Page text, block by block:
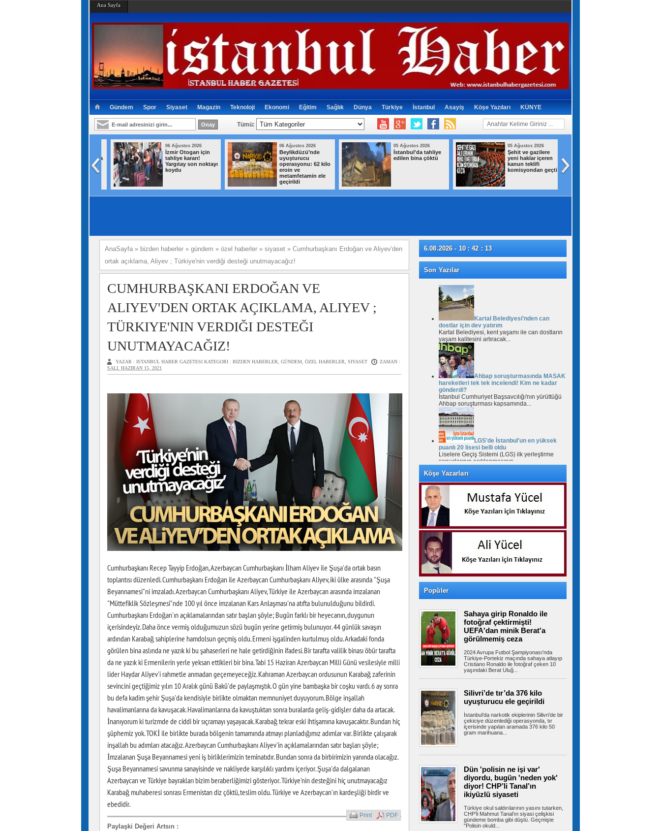
Ana Sayfa
Gündem Spor Siyaset Magazin Teknoloji Ekonomi Eğitim Sağlık Dünya Türkiye İstanbul Asayiş Köşe Yazıları KÜNYE
Tümü:
06 Ağustos 2026
İzmir Otogarı için
tahliye kararı!
Yargıtay son noktayı
koydu
06 Ağustos 2026
Beylikdüzü’nde
uyuşturucu
operasyonu: 62 kilo
eroin ve
metamfetamin ele
geçirildi
05 Ağustos 2026
İstanbul'da tahliye
edilen bina çöktü
05 Ağustos 2026
Şehit ve gazilere
yeni haklar içeren
kanun teklifi
komisyondan geçti
AnaSayfa » bizden haberler » gündem » özel haberler » siyaset » Cumhurbaşkanı Erdoğan ve Aliyev'den
ortak açıklama, Aliyev ; Türkiye'nin verdiği desteği unutmayacağız!
CUMHURBAŞKANI ERDOĞAN VE
ALIYEV'DEN ORTAK AÇIKLAMA, ALIYEV ;
TÜRKIYE'NIN VERDIĞI DESTEĞI
UNUTMAYACAĞIZ!
YAZAR : ISTANBUL HABER GAZETESI KATEGORI : BIZDEN HABERLER, GÜNDEM, ÖZEL HABERLER, SIYASET
ZAMAN :
SALI, HAZIRAN 15, 2021
Cumhurbaşkanı Recep Tayyip Erdoğan, Azerbaycan Cumhurbaşkanı İlham Aliyev ile Şuşa'da ortak basın
toplantısı düzenledi. Cumhurbaşkanı Erdoğan ile Azerbaycan Cumhurbaşkanı Aliyev, iki ülke arasında "Şuşa
Beyannamesi"ni imzaladı. Azerbaycan Cumhurbaşkanı Aliyev, Türkiye ile Azerbaycan arasında imzalanan
"Müttefiklik Sözleşmesi"nde 100 yıl önce imzalanan Kars Anlaşması'na atıfta bulunulduğunu bildirdi.
Cumhurbaşkanı Erdoğan'ın açıklamalarından satır başları şöyle; Bugün farklı bir heyecanın, duygunun
içerisindeyiz. Daha önce vermiş olduğumuzun sözü bugün yerine getirmiş bulunuyor. 44 günlük savaşın
ardından Karabağ sahiplerine hamdolsun geçmiş oldu. Ermeni işgalinden kurtulmuş oldu. Arkadaki fonda
görülen bina aslında ne yazık ki bu şahaserleri ne hale getirdiğinin ifadesi. Bir tarafta valilik binası öbür tarafta
da ne yazık ki Ermenilerin yerle yeksan ettikleri bir bina. Tabi 15 Haziran Azerbaycan Milli Günü vesilesiyle milli
lider Haydar Aliyev'i rahmetle anmadan geçemeyeceğiz. Kahraman Azerbaycan ordusunun Karabağ zaferinin
sevincini geçtiğimiz yılın 10 Aralık günü Bakü'de paylaşmıştık. O gün yine bambaşka bir coşku vardı. 6 ay sonra
bu defa kadim şehir Şuşa'da kendisiyle birlikte olmaktan memnuniyet duyuyorum. Bölge inşallah
havalimanlarına da kavuşacak. Havalimanlarına da kavuştuktan sonra buralarda geliş-gidişler daha da artacak.
İnanıyorum ki turizmde de ciddi bir sıçramayı yaşayacak. Karabağ tekrar eski ihtişamına kavuşacaktır. Bundan hiç
şüphemiz yok. TOKİ ile birlikte burada bölgenin tamamında atmayı planladığımız adımlar var. Birlikte çalışarak
inşallah bu adımları atacağız. Azerbaycan Cumhurbaşkanı Aliyev'in açıklamalarından satır başları şöyle;
İmzalanan Şuşa Beyannamesi yeni iş birliklerimizin teminatıdır. Bundan sonra da birbirimizin yanında olacağız.
Şuşa Beyannamesi savunma sanayisinde ve nakliyede karşılıklı yardımı içeriyor. Şuşa'da dalgalanan
Azerbaycan ve Türkiye bayrakları bizim beraberliğimizi gösteriyor. Türkiye'nin desteğini hiç unutmayacağız
Karabağ muhaberesi sonrası Ermenistan diz çöktü, teslim oldu. Türkiye ve Azerbaycan'ın kardeşliği birdir ve
ebedidir.
Paylaşki Değeri Artsın :
Print PDF
6.08.2026 - 10 : 42 : 14
Son Yazılar
Kartal Belediyesi’nden can
dostlar için dev yatırım
Kartal Belediyesi, kent yaşamı ile can dostların
yaşam kalitesini artıracak...
Ahbap soruşturmasında MASAK
hareketleri tek tek incelendi! Kim ne kadar
gönderdi?
İstanbul Cumhuriyet Başsavcılığı'nın yürüttüğü
Ahbap soruşturması kapsamında...
LGS'de İstanbul'un en yüksek
puanlı 20 lisesi belli oldu
Liselere Geçiş Sistemi (LGS) ilk yerleştirme
sonuçlarının açıklanmasının...
Milyonlarca emeklinin maaşında
kesinti yapılacak! Tutar netleşti
Sosyal Güvenlik Kurumu'nun yılbaşından bu
İzmir Otogarı için tahliye kararı!
Yargıtay son noktayı koydu
İzmir Büyükşehir Belediyesi ile İZOTAŞ
arasında İzmir Otogarı'nın işletmesine...
Beylikdüzü’nde uyuşturucu
operasyonu: 62 kilo eroin ve metamfetamin
ele geçirildi
İstanbul’un Beylikdüzü ilçesinde iki ev ve bir
araca polis ekiplerince...
İstanbul'da tahliye edilen bina
Bahçelievler'de 4 katlı boş bir bina çöktü.
Yaralının olmadığı öğrenilirken,...
Şehit ve gazilere yeni haklar
içeren kanun teklifi komisyondan geçti
Cumhur İttifakı tarafından hazırlanan ve
TBMM'ye sunulan şehit ve gazilere yeni...
Fenerbahçe, Sturm Graz'ı iki
golle yıktı!
Temsilcimiz Fenerbahçe, UEFA Şampiyonlar
Ligi 3. eleme turu ilk maçında...
Köşe Yazarları
Popüler
Sahaya girip Ronaldo ile
fotoğraf çektirmişti!
UEFA'dan minik Berat'a
görülmemiş ceza
2024 Avrupa Futbol Şampiyonası'nda
Türkiye-Portekiz maçında sahaya atlayıp
Cristiano Ronaldo ile fotoğraf çeken 10
yaşındaki Berat Uluğ...
Silivri’de tır’da 376 kilo
uyuşturucu ele geçirildi
İstanbul’da narkotik ekiplerinin Silivri’de bir
çekiciye düzenlediği operasyonda, tır
içerisinde yapılan aramada 376 kilo 50
gram marihuana...
Dün 'polisin ne işi var'
diyordu, bugün 'neden yok'
diyor! CHP’li Tanal’ın
ikiyüzlü siyaseti
Türkiye okul saldırılarının yasını tutarken,
CHP’li Mahmut Tanal’ın siyasi çelişkisi
gündeme bomba gibi düştü. Geçmişte
"Polisin okuld...